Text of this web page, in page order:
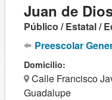
Juan de
Público / Estatal /
Preescolar
Domicilio:
Calle Francisco
Guadalupe